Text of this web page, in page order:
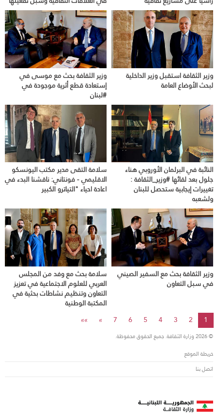
وزير الثقافة استقبل وزير الداخلية
لبحث الأوضاع العامة
وزير الثقافة بحث مع موسى في
إستعادة قطع أثرية موجودة في
#لبنان
النائبة في البرلمان الأوروبي هناء
جلول بعد لقائها #وزير_الثقافة :
تغييرات إيجابية ستحصل للبنان
ولشعبه
سلامة التقى مدير مكتب اليونسكو
الاقليمي - فونتاني: ناقشنا البدء في
اعادة احياء "التياترو الكبير
وزير الثقافة بحث مع السفير الصيني
في سبل التعاون
سلامة بحث مع وفد من المجلس
العربي للعلوم الاجتماعية في تعزيز
التعاون وتنظيم نشاطات بحثية في
المكتبة الوطنية
1
2
3
4
5
6
7
»
»»
© 2026 وزارة الثقافة. جميع الحقوق محفوظة.
خريطة الموقع
اتصل بنا